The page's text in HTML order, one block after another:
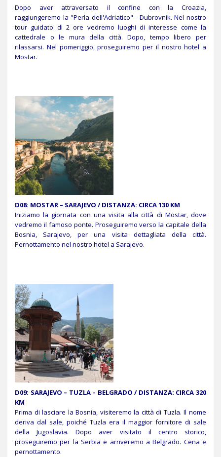
Dopo aver attraversato il confine con la Croazia,
raggiungeremo la "Perla dell'Adriatico" - Dubrovnik. Nel nostro
tour guidato di 2 ore vedremo luoghi di interesse come la
cattedrale o le mura della città. Dopo, tempo libero per
rilassarsi. Nel pomeriggio, proseguiremo per il nostro hotel a
Mostar.
D08: MOSTAR – SARAJEVO / DISTANZA: CIRCA 130 KM
Iniziamo la giornata con una visita alla città di Mostar, dove
vedremo il famoso ponte. Proseguiremo verso la capitale della
Bosnia, Sarajevo, per una visita dettagliata della città.
Pernottamento nel nostro hotel a Sarajevo.
D09: SARAJEVO – TUZLA – BELGRADO / DISTANZA: CIRCA 320
KM
Prima di lasciare la Bosnia, visiteremo la città di Tuzla. Il nome
deriva dal sale, poiché Tuzla era il maggior fornitore di sale
della Jugoslavia. Dopo aver visitato il centro storico,
proseguiremo per la Serbia e arriveremo a Belgrado. Cena e
pernottamento.